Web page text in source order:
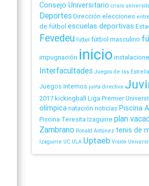
Consejo Universitario crisis
DeportesDirección elecciones
de fútbol escuelas deportivas
Fevedeu fútbol fútbol masculino
impugnación inicio
Interfacultades Juegos de las
Juegos Internos junta directiva
2017kickingball Liga Premier
olímpicanatación noticias Piscina
Piscina Teresita Izaguirre plan
Zambrano Ronald Antúnez tenis de
Izaguirre UC ULA Uptaeb Visión